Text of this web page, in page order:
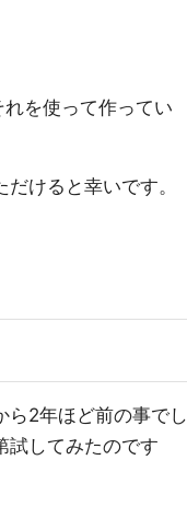
を使って作ってい
けると幸いです。
ら2年ほど前の事でし
試してみたのです